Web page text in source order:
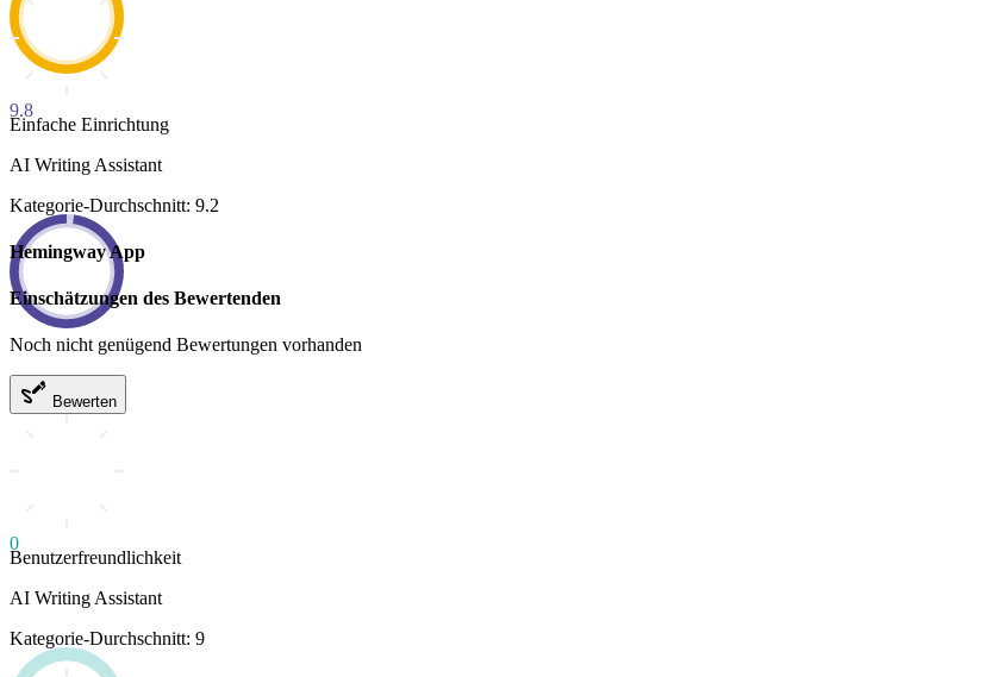
9.8
Einfache Einrichtung
AI Writing Assistant
Kategorie-Durchschnitt: 9.2
Hemingway App
Einschätzungen des Bewertenden
Noch nicht genügend Bewertungen vorhanden
Bewerten
0
Benutzerfreundlichkeit
AI Writing Assistant
Kategorie-Durchschnitt: 9